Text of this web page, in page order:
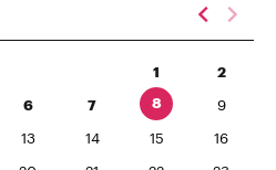
1 2
6 7 8 9
13 14 15 16